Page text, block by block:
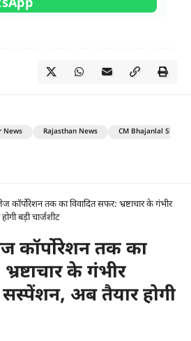
News Rajasthan News CM Bhajanlal
कॉर्पोरेशन तक का विवादित सफर: भ्रष्टाचार के गंभीर
बड़ी चार्जशीट
कॉर्पोरेशन तक का
के गंभीर
अब तैयार होगी